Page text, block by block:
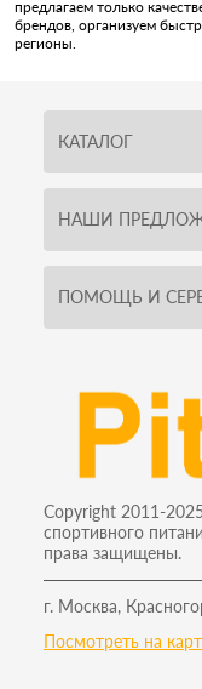
предлагаем только
брендов, организуем
регионы.
КАТАЛОГ
НАШИ
ПОМОЩЬ И
Copyright 2011-
спортивного
права защищены.
г. Москва,
Посмотреть на